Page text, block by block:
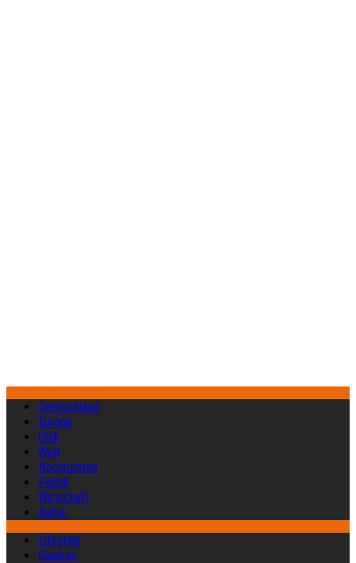
Deutschland
Europa
USA
Welt
Nachrichten
Politik
Wirtschaft
Kultur
Lifestyle
Glauben